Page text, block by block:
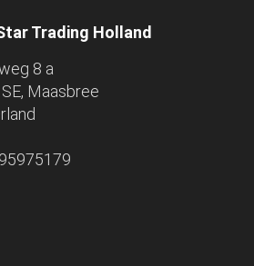
Trading Holland
8 a
Maasbree